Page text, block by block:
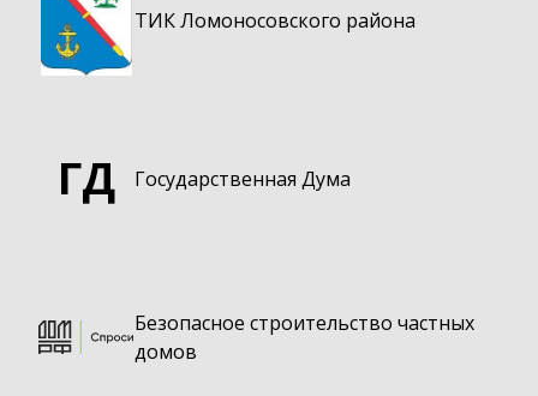
ТИК Ломоносовского района
ГД Государственная Дума
Безопасное строительство частных
домов